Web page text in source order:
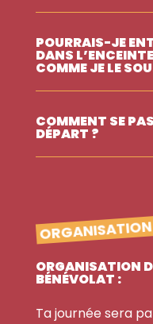
POURRAIS-JE
DANS
COMME JE LE
COMMENT SE
DÉPART ?
ORGANISATION
BÉNÉVOLAT :
Ta journée sera